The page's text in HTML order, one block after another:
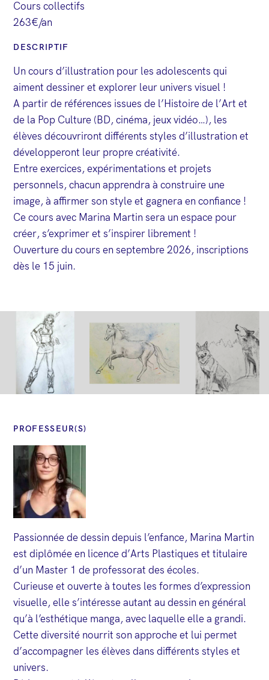
Cours collectifs
263€/an
DESCRIPTIF
Un cours d’illustration pour les adolescents qui
aiment dessiner et explorer leur univers visuel !
A partir de références issues de l’Histoire de l’Art et
de la Pop Culture (BD, cinéma, jeux vidéo…), les
élèves découvriront différents styles d’illustration et
développeront leur propre créativité.
Entre exercices, expérimentations et projets
personnels, chacun apprendra à construire une
image, à affirmer son style et gagnera en confiance !
Ce cours avec Marina Martin sera un espace pour
créer, s’exprimer et s’inspirer librement !
Ouverture du cours en septembre 2026, inscriptions
dès le 15 juin.
PROFESSEUR(S)
Passionnée de dessin depuis l’enfance, Marina Martin
est diplômée en licence d’Arts Plastiques et titulaire
d’un Master 1 de professorat des écoles.
Curieuse et ouverte à toutes les formes d’expression
visuelle, elle s’intéresse autant au dessin en général
qu’à l’esthétique manga, avec laquelle elle a grandi.
Cette diversité nourrit son approche et lui permet
d’accompagner les élèves dans différents styles et
univers.